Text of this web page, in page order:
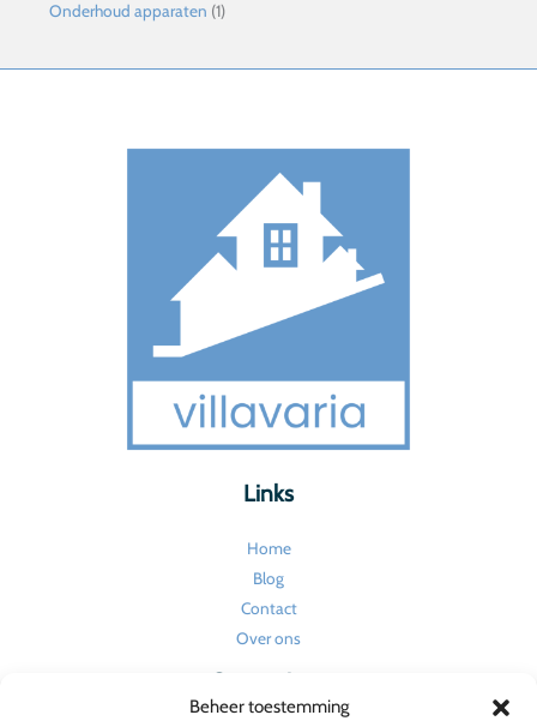
Beheer toestemming
Onderhoud apparaten (1)
Links
Home
Blog
Contact
Over ons
Categorieën